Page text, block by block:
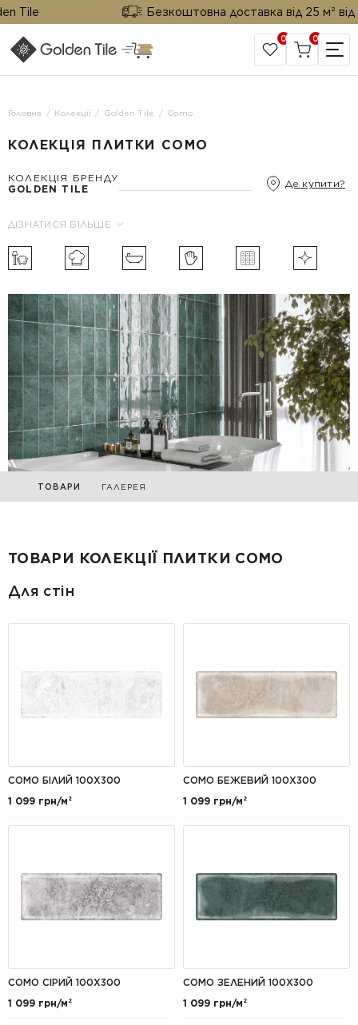
Безкоштовна доставка від 25 м² від
САЙТ КОМПАНІЇ
0 0
Головна Колекції Golden Tile Como
КОЛЕКЦІЯ ПЛИТКИ COMO
КОЛЕКЦІЯ БРЕНДУ
GOLDEN TILE
Де купити?
ДІЗНАТИСЯ БІЛЬШЕ
ТОВАРИ ГАЛЕРЕЯ
ТОВАРИ КОЛЕКЦІЇ ПЛИТКИ COMO
Для стін
COMO БІЛИЙ 100X300
1 099 грн/м²
COMO БЕЖЕВИЙ 100X300
1 099 грн/м²
COMO СІРИЙ 100X300
1 099 грн/м²
COMO ЗЕЛЕНИЙ 100X300
1 099 грн/м²